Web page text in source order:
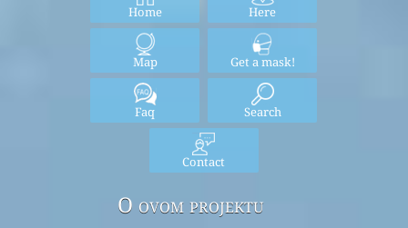
Home Here
Map Get a mask!
Faq Search
Contact
O ovom projektu